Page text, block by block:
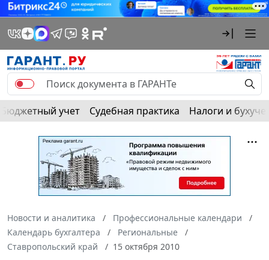
Бюджетный учет Судебная практика Налоги и
Новости и аналитика
Профессиональные календари
Календарь бухгалтера
Региональные
Ставропольский край
15 октября 2010